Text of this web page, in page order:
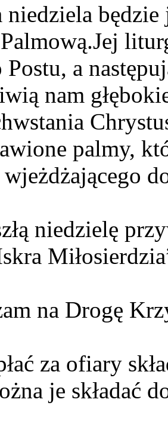
niedziela
a
nam
palmy,
niedzielę
na Drogę
za ofi­ary
je składać